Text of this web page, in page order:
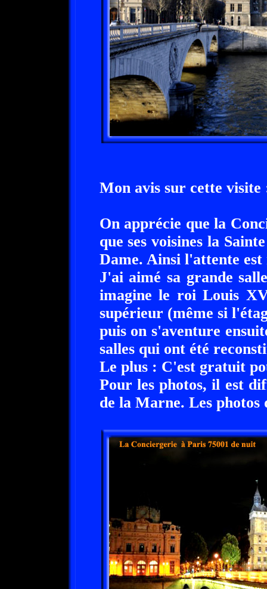
Mon avis sur cette visite
On apprécie que la
que ses voisines la
Dame. Ainsi l'attente est
J'ai aimé sa grande
imagine le roi Louis
supérieur (même si
puis on s'aventure
salles qui ont été
Le plus : C'est gratuit
Pour les photos, il est
de la Marne. Les photos